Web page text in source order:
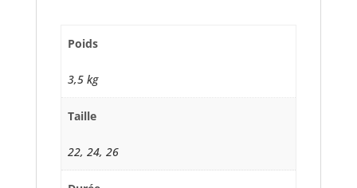
Poids
3,5 kg
Taille
22, 24, 26